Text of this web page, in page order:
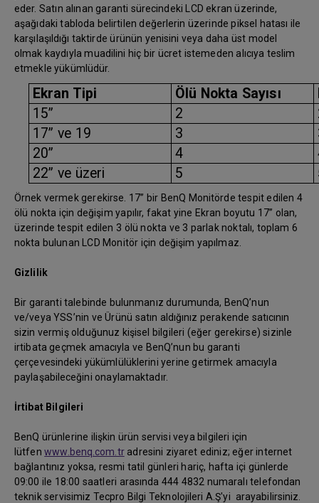
eder. Satın alınan garanti sürecindeki LCD ekran üzerinde,
aşağıdaki tabloda belirtilen değerlerin üzerinde piksel hatası ile
karşılaşıldığı taktirde ürünün yenisini veya daha üst model
olmak kaydıyla muadilini hiç bir ücret istemeden alıcıya teslim
etmekle yükümlüdür.
Ekran Tipi Ölü Nokta Sayısı
15”
2
17” ve 19
3
20”
4
22” ve üzeri
5
Örnek vermek gerekirse. 17” bir BenQ Monitörde tespit edilen 4
ölü nokta için değişim yapılır, fakat yine Ekran boyutu 17” olan,
üzerinde tespit edilen 3 ölü nokta ve 3 parlak noktalı, toplam 6
nokta bulunan LCD Monitör için değişim yapılmaz.
Gizlilik
Bir garanti talebinde bulunmanız durumunda, BenQ’nun
ve/veya YSS’nin ve Ürünü satın aldığınız perakende satıcının
sizin vermiş olduğunuz kişisel bilgileri (eğer gerekirse) sizinle
irtibata geçmek amacıyla ve BenQ’nun bu garanti
çerçevesindeki yükümlülüklerini yerine getirmek amacıyla
paylaşabileceğini onaylamaktadır.
İrtibat Bilgileri
BenQ ürünlerine ilişkin ürün servisi veya bilgileri için
lütfenwww.benq.com.tradresini ziyaret ediniz; eğer internet
bağlantınız yoksa, resmi tatil günleri hariç, hafta içi günlerde
09:00 ile 18:00 saatleri arasında 444 4832 numaralı telefondan
teknik servisimiz Tecpro Bilgi Teknolojileri A.Ş'yi arayabilirsiniz.